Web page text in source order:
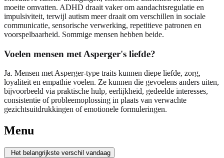
moeite omvatten. ADHD draait vaker om aandachtsregulatie en
impulsiviteit, terwijl autism meer draait om verschillen in sociale
communicatie, sensorische verwerking, repetitieve patronen en
voorspelbaarheid. Sommige mensen hebben beide.
Voelen mensen met Asperger's liefde?
Ja. Mensen met Asperger-type traits kunnen diepe liefde, zorg,
loyaliteit en empathie voelen. Ze kunnen die gevoelens anders uiten,
bijvoorbeeld via praktische hulp, eerlijkheid, gedeelde interesses,
consistentie of probleemoplossing in plaats van verwachte
gezichtsuitdrukkingen of emotionele formuleringen.
Menu
Het belangrijkste verschil vandaag